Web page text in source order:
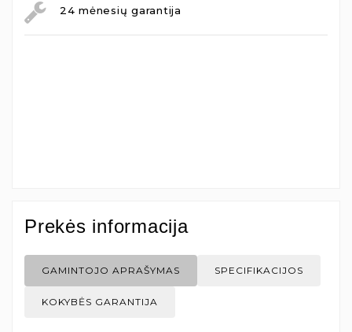
24 mėnesių garantija
Prekės informacija
GAMINTOJO APRAŠYMAS SPECIFIKACIJOS
KOKYBĖS GARANTIJA